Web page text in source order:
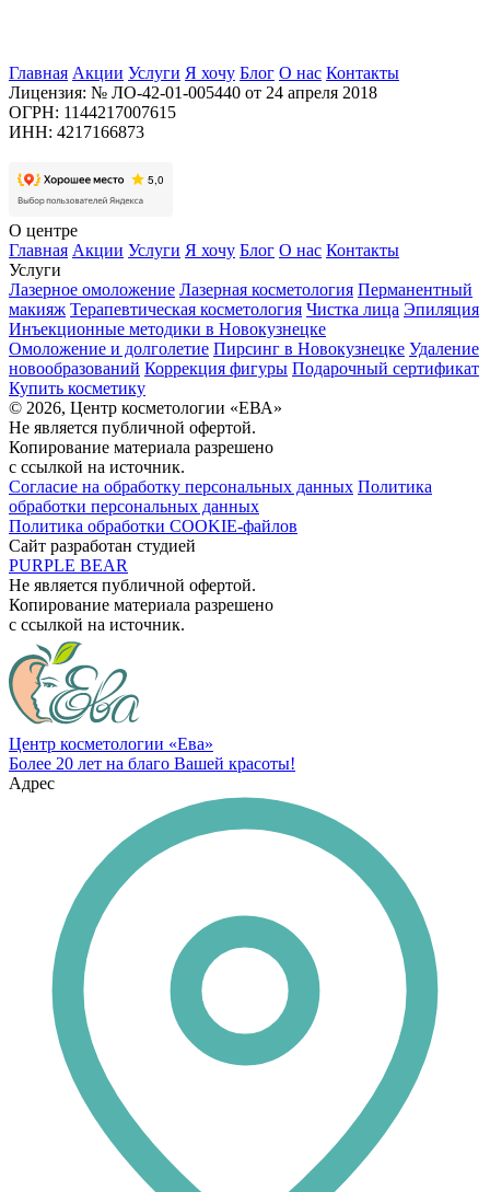
Главная Акции Услуги Я хочу Блог О нас Контакты
Лицензия: № ЛО-42-01-005440 от 24 апреля 2018
ОГРН: 1144217007615
ИНН: 4217166873
О центре
Главная Акции Услуги Я хочу Блог О нас Контакты
Услуги
Лазерное омоложение Лазерная косметология Перманентный
макияж Терапевтическая косметология Чистка лица Эпиляция
Инъекционные методики в Новокузнецке
Омоложение и долголетие Пирсинг в Новокузнецке Удаление
новообразований Коррекция фигуры Подарочный сертификат
Купить косметику
© 2026, Центр косметологии «ЕВА»
Не является публичной офертой.
Копирование материала разрешено
с ссылкой на источник.
Согласие на обработку персональных данных Политика
обработки персональных данных
Политика обработки COOKIE-файлов
Сайт разработан студией
PURPLE BEAR
Не является публичной офертой.
Копирование материала разрешено
с ссылкой на источник.
Центр косметологии «Ева»
Более 20 лет на благо Вашей красоты!
Адрес